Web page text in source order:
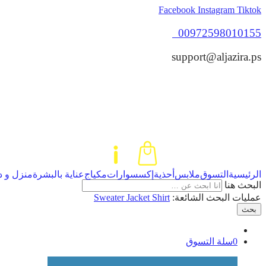
Facebook Instagram Tiktok
00972598010155
support@aljazira.ps
الرئيسية التسوقملابس أحذية إكسسواراتمكياجعناية بالبشرةمنزل و
البحث هنا
عمليات البحث الشائعة:
SweaterJacket Shirt
بحث
0سلة التسوق